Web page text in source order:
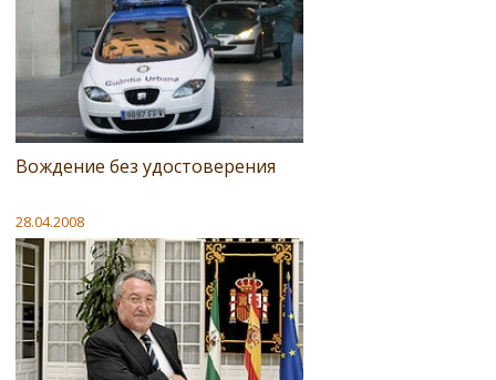
Вождение без удостоверения
28.04.2008